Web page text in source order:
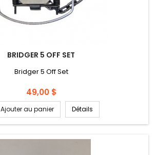
BRIDGER 5 OFF SET
Bridger 5 Off Set
Prix
49,00 $
Ajouter au panier Détails